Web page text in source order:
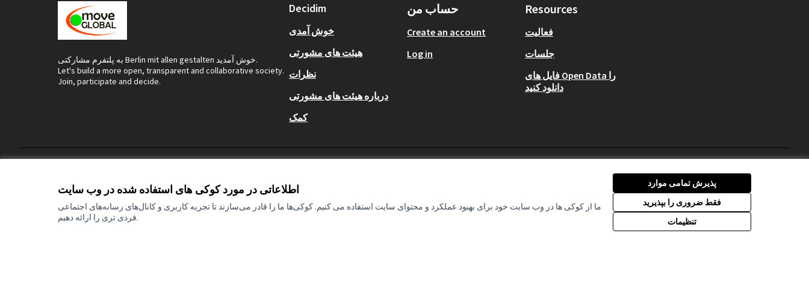
اطلاعاتی در مورد کوکی های استفاده شده در وب سایت
ما از کوکی ها در وب سایت خود برای بهبود عملکرد و محتوای سایت استفاده می کنیم. کوکی‌ها ما را قادر می‌سازند تا تجربه کاربری و کانال‌های رسانه‌های اجتماعی
فردی تری را ارائه دهیم.
پذیرش تمامی موارد
فقط ضروری را بپذیرید
تنظیمات
به پلتفرم مشارکتی Berlin mit allen gestalten خوش آمدید.
Let's build a more open, transparent and collaborative society.
Join, participate and decide.
Decidim
خوش آمدی
هیئت های مشورتی
نظرات
درباره هیئت های مشورتی
کمک
حساب من
Create an account
Log in
Resources
فعالیت
جلسات
فایل های Open Data را
دانلود کنید
(لینک خارجی)
مجوز Creative Commons